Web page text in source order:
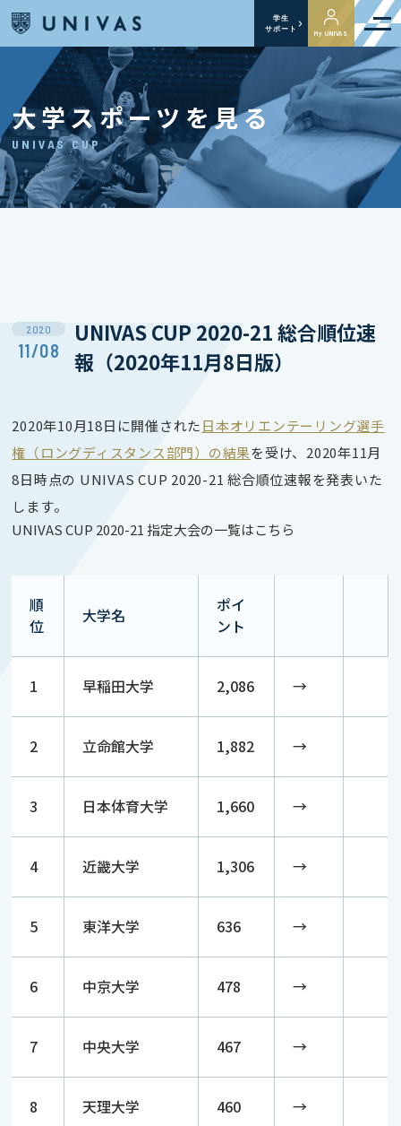
学生
サポート
My UNIVAS
大学スポーツを見る
UNIVAS CUP
2020
11/08
UNIVAS CUP 2020-21 総合順位速
報（2020年11月8日版）
2020年10月18日に開催された日本オリエンテーリング選手
権（ロングディスタンス部門）の結果を受け、2020年11月
8日時点の UNIVAS CUP 2020-21 総合順位速報を発表いた
します。
UNIVAS CUP 2020-21 指定大会の一覧はこちら
順
位
大学名
ポイ
ント
1 早稲田大学 2,086 →
2 立命館大学 1,882 →
3 日本体育大学 1,660 →
4 近畿大学 1,306 →
5 東洋大学 636 →
6 中京大学 478 →
7 中央大学 467 →
8 天理大学 460 →